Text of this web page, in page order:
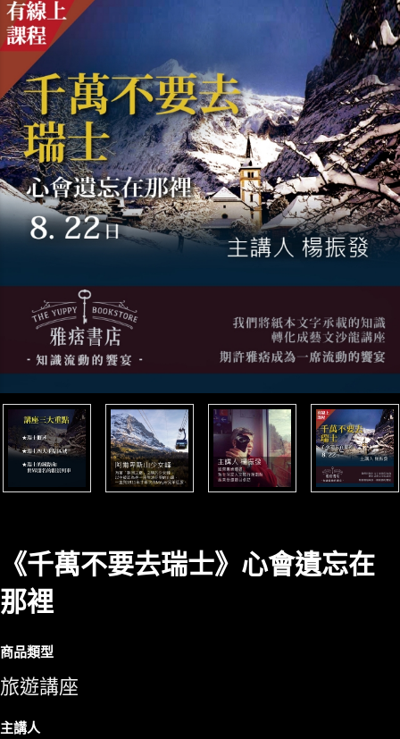
《千萬不要去瑞士》心會遺忘在
那裡
商品類型
旅遊講座
主講人